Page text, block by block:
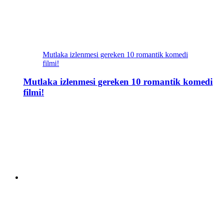
Mutlaka izlenmesi gereken 10 romantik komedi
filmi!
Mutlaka izlenmesi gereken 10 romantik komedi
filmi!